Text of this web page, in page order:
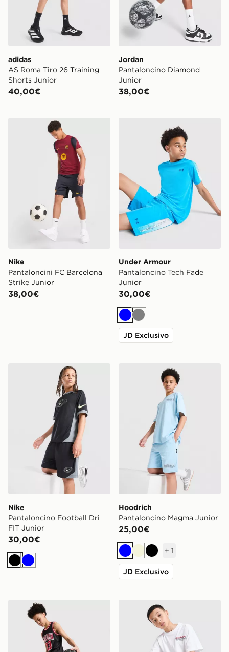
adidas
AS Roma Tiro 26 Training
Shorts Junior
40,00€
Jordan
Pantaloncino Diamond
Junior
38,00€
Nike Pantaloncini FC Barcelona Strike Junior
Nike
Pantaloncini FC Barcelona
Strike Junior
38,00€
Under Armour
Under Armour
Pantaloncino Tech Fade
Junior
30,00€
BluGrigio
JD Exclusivo
Nike Pantaloncino Football Dri FIT Junior
Nike
Pantaloncino Football Dri
FIT Junior
30,00€
Nero
Blu
Hoodrich Pantaloncino
Hoodrich
Pantaloncino Magma Junior
25,00€
BluBeigeNero
+ 1
JD Exclusivo
Jordan Mesh Pantaloncini JuniorHoodrich Pantaloncino